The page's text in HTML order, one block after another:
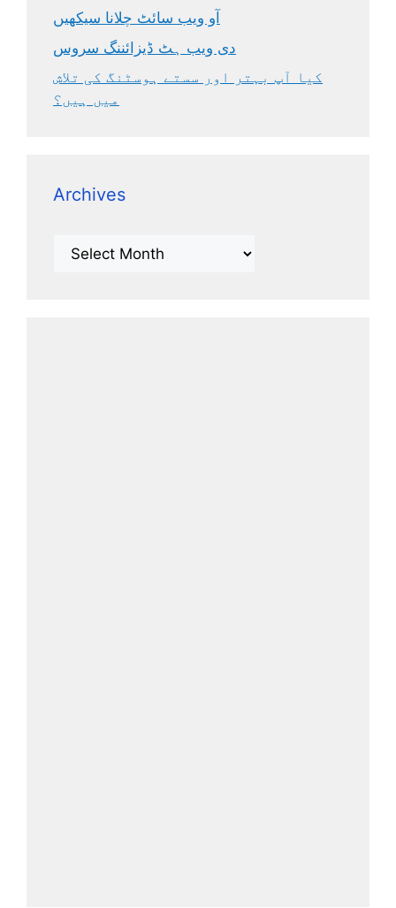
آو ویب سائٹ چلانا سیکھیں
دی ویب ہٹ ڈیزائننگ سروس
کیا آپ بہتر اور سستے ہوسٹنگ کی تلاش
میں ہیں؟
Archives
Archives